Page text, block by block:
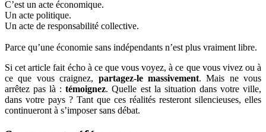
C’est un acte économique.
Un acte politique.
Un acte de responsabilité collective.
Parce qu’une économie sans indépendants n’est plus vraiment libre.
Si cet article fait écho à ce que vous voyez, à ce que vous vivez ou à
ce que vous craignez, partagez-le massivement. Mais ne vous
arrêtez pas là :témoignez. Quelle est la situation dans votre ville,
dans votre pays ? Tant que ces réalités resteront silencieuses, elles
continueront à s’imposer sans débat.